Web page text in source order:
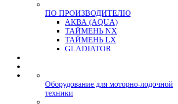
ПО ПРОИЗВОДИТЕЛЮ
АКВА (AQUA)
ТАЙМЕНЬ NX
ТАЙМЕНЬ LX
GLADIATOR
Оборудование для моторно-лодочной
техники